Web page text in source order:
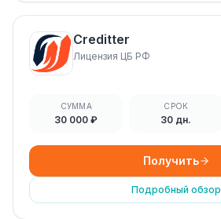
Creditter
Лицензия ЦБ РФ
СУММА
30 000 ₽
СРОК
30 дн.
Получить
Подробный обзор